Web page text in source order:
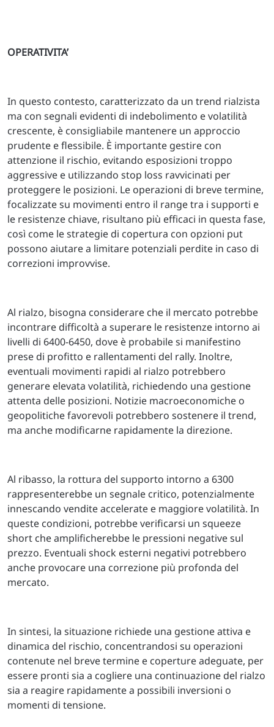
OPERATIVITA’
In questo contesto, caratterizzato da un trend rialzista
ma con segnali evidenti di indebolimento e volatilità
crescente, è consigliabile mantenere un approccio
prudente e flessibile. È importante gestire con
attenzione il rischio, evitando esposizioni troppo
aggressive e utilizzando stop loss ravvicinati per
proteggere le posizioni. Le operazioni di breve termine,
focalizzate su movimenti entro il range tra i supporti e
le resistenze chiave, risultano più efficaci in questa fase,
così come le strategie di copertura con opzioni put
possono aiutare a limitare potenziali perdite in caso di
correzioni improvvise.
Al rialzo, bisogna considerare che il mercato potrebbe
incontrare difficoltà a superare le resistenze intorno ai
livelli di 6400-6450, dove è probabile si manifestino
prese di profitto e rallentamenti del rally. Inoltre,
eventuali movimenti rapidi al rialzo potrebbero
generare elevata volatilità, richiedendo una gestione
attenta delle posizioni. Notizie macroeconomiche o
geopolitiche favorevoli potrebbero sostenere il trend,
ma anche modificarne rapidamente la direzione.
Al ribasso, la rottura del supporto intorno a 6300
rappresenterebbe un segnale critico, potenzialmente
innescando vendite accelerate e maggiore volatilità. In
queste condizioni, potrebbe verificarsi un squeeze
short che amplificherebbe le pressioni negative sul
prezzo. Eventuali shock esterni negativi potrebbero
anche provocare una correzione più profonda del
mercato.
In sintesi, la situazione richiede una gestione attiva e
dinamica del rischio, concentrandosi su operazioni
contenute nel breve termine e coperture adeguate, per
essere pronti sia a cogliere una continuazione del rialzo
sia a reagire rapidamente a possibili inversioni o
momenti di tensione.